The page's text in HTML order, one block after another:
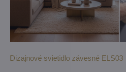
Dizajnové svietidlo závesné ELS03